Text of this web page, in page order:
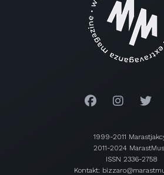
1999-2011
2011-2024
ISSN 2336-2758
Kontakt: